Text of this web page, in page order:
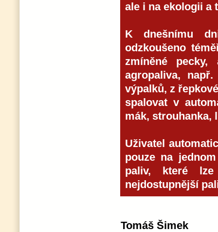
ale i na ekologii a
K dnešnímu
odzkoušeno
zmíněné
agropaliva,
výpalků, z
spalovat v
mák, strouhanka,
Uživatel
pouze na
paliv, které
nejdostupnější
Tomáš Šimek